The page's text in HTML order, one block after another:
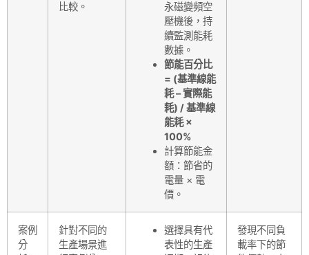
比較。
永磁變頻空
壓機後，持
續監測能耗
數據。
節能百分比
= (基準線能
耗 – 實際能
耗) / 基準線
能耗 ×
100%
計算節能金
額：節省的
電量 × 電
價。
案例
分
針對不同的
生產場景進
選擇具有代
表性的生產
發現不同負
載率下的節